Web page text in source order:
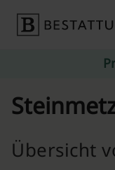
Übersicht